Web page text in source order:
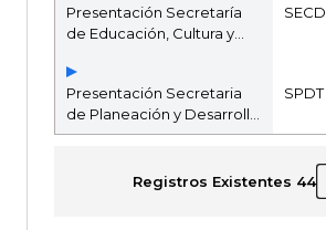
Presentación Secretaría
de Educación, Cultura y
SECD
Presentación Secretaria
de Planeación y Desarrollo
Territorial
SPDT
Registros Existentes 44